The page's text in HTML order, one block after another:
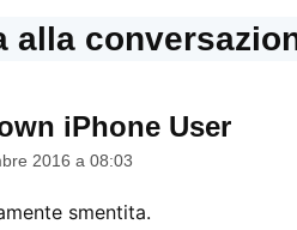
alla
iPhone Userdice:
2016 a 08:03
smentita.